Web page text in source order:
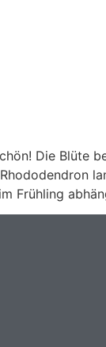
Die Blüte
Frühling